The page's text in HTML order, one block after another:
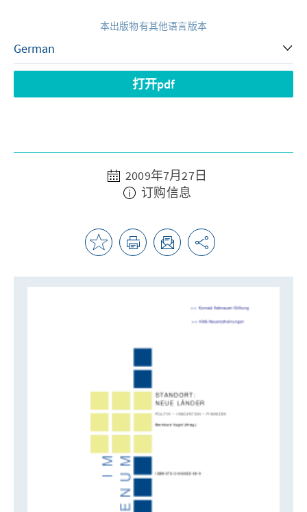
本出版物有其他语言版本
打开pdf
2009年7月27日
订购信息